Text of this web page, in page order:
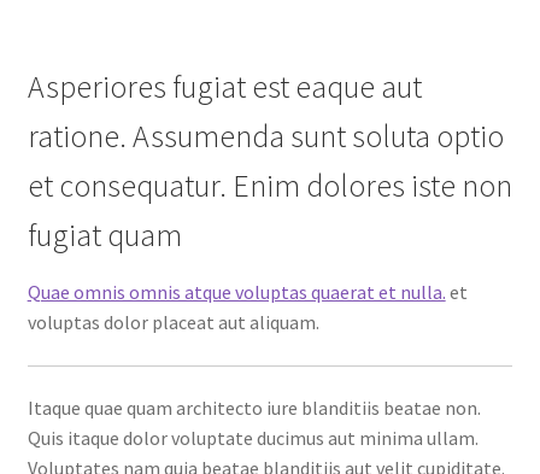
Asperiores fugiat est eaque aut
ratione. Assumenda sunt soluta optio
et consequatur. Enim dolores iste non
fugiat quam
Quae omnis omnis atque voluptas quaerat et nulla. et
voluptas dolor placeat aut aliquam.
Itaque quae quam architecto iure blanditiis beatae non.
Quis itaque dolor voluptate ducimus aut minima ullam.
Voluptates nam quia beatae blanditiis aut velit cupiditate.